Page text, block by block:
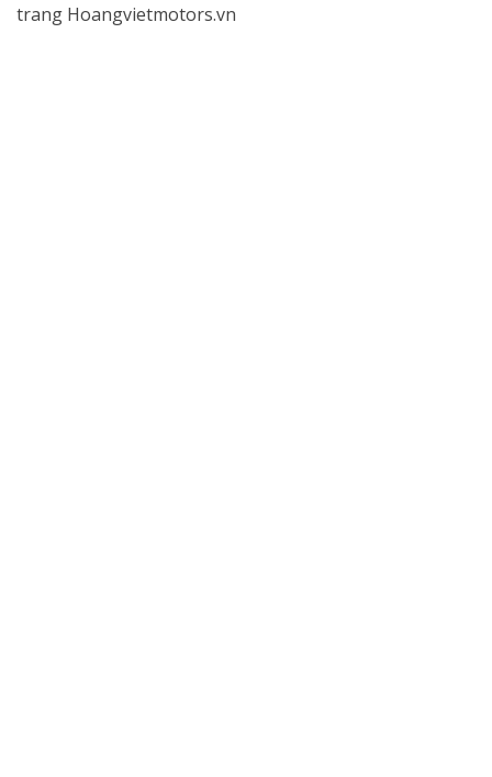
trang Hoangvietmotors.vn